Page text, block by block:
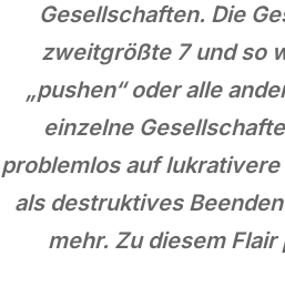
Gesellschaften. Die
zweitgrößte 7 und so
„pushen“ oder alle
einzelne
problemlos auf
als destruktives
mehr. Zu diesem